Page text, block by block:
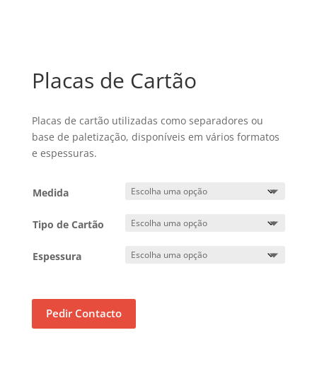
Placas de Cartão
Placas de cartão utilizadas como separadores ou
base de paletização, disponíveis em vários formatos
e espessuras.
Medida
Tipo de Cartão
Espessura
Pedir Contacto